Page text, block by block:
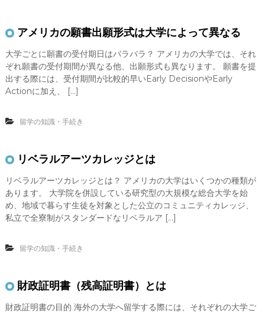
アメリカの願書出願形式は大学によって異なる
大学ごとに願書の受付期日はバラバラ？ アメリカの大学では、それ
ぞれ願書の受付期間が異なる他、出願形式も異なります。 願書を提
出する際には、受付期間が比較的早いEarly DecisionやEarly
Actionに加え、 […]
留学の知識・手続き
リベラルアーツカレッジとは
リベラルアーツカレッジとは？ アメリカの大学はいくつかの種類が
あります。 大学院を併設している研究型の大規模な総合大学を始
め、地域で暮らす生徒を対象とした公立のコミュニティカレッジ、
私立で全寮制がスタンダードなリベラルア […]
留学の知識・手続き
財政証明書（残高証明書）とは
財政証明書の目的 海外の大学へ留学する際には、それぞれの大学ご